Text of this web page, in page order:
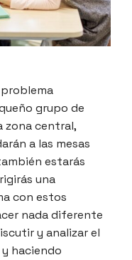
grupo de
zona central,
a las mesas
estarás
una
con estos
nada diferente
y analizar el
haciendo